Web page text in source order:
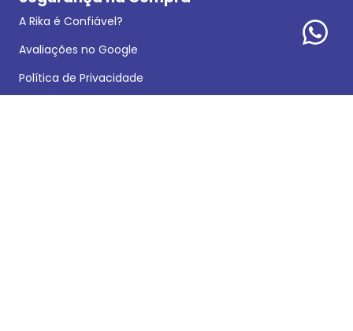
A Rika é Confiável?
Avaliações no Google
Política de Privacidade